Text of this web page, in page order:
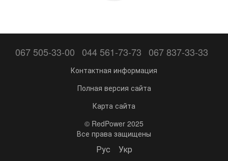
067 505-33-00 044 561-73-73 067 837-33-33
Контактная информация
Полная версия сайта
Карта сайта
© RedPower 2025
Все права защищены
Рус Укр